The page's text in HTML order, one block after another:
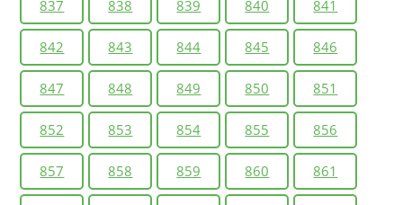
837 838 839 840 841
842 843 844 845 846
847 848 849 850 851
852 853 854 855 856
857 858 859 860 861